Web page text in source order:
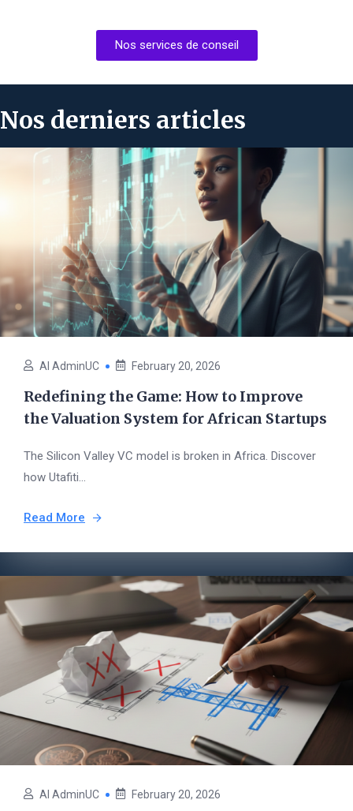
Nos services de conseil
Nos derniers articles
AI AdminUC February 20, 2026
Redefining the Game: How to Improve
the Valuation System for African Startups
The Silicon Valley VC model is broken in Africa. Discover
how Utafiti...
Read More
AI AdminUC February 20, 2026